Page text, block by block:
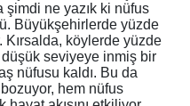
şimdi ne yazık ki nüfus
Büyükşehirlerde yüzde
köylerde yüzde
seviyeye inmiş bir
nüfusu kaldı. Bu da
hem nüfus